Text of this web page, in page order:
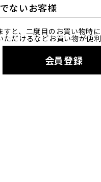
ないお客様
と、二度目のお買い物時に
だけるなどお買い物が便利
会員登録